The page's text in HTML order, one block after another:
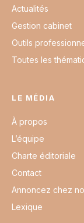
Actualités
Gestion cabinet
Outils
Toutes les
LE MÉDIA
À propos
L’équipe
Charte éditoriale
Contact
Annoncez chez
Lexique